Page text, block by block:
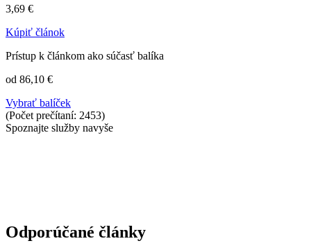
3,69 €
Kúpiť článok
Prístup k článkom ako súčasť balíka
od 86,10 €
Vybrať balíček
(Počet prečítaní: 2453)
Spoznajte služby navyše
Odporúčané články